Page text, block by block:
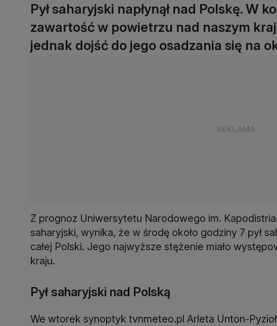
Pył saharyjski napłynął nad Polskę. W
zawartość w powietrzu nad naszym
jednak dojść do jego osadzania się na
Z prognoz Uniwersytetu Narodowego im.
saharyjski, wynika, że w środę około godziny 7 pył
całej Polski. Jego najwyższe stężenie miało
kraju.
Pył saharyjski nad Polską
We wtorek synoptyk tvnmeteo.pl Arleta Unton-